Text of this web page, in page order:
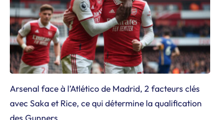
Arsenal face à l’Atlético de Madrid, 2 facteurs clés
avec Saka et Rice, ce qui détermine la qualification